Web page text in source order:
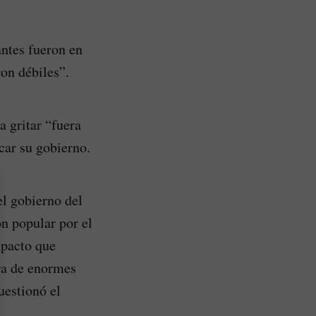
fueron en
débiles”.
gritar “fuera
su gobierno.
gobierno del
popular por el
que
de enormes
el